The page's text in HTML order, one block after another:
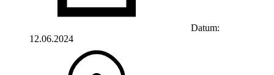
Datum:
12.06.2024